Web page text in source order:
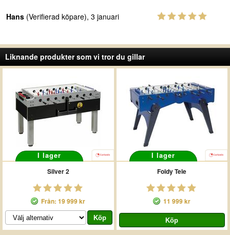
Hans (Verifierad köpare), 3 januari
Liknande produkter som vi tror du gillar
I lager
Silver 2
Från: 19 999 kr
I lager
Foldy Tele
11 999 kr